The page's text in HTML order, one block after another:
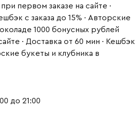
первом заказе на сайте ·
с заказа до 15% · Авторские
1000 бонусных рублей
· Доставка от 60 мин · Кешбэк
букеты и клубника в
до 21:00